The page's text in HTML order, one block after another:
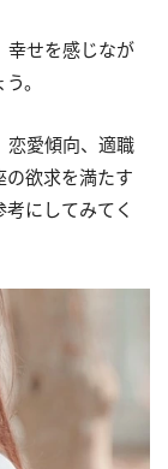
幸せを感じなが
。
恋愛傾向、適職
の欲求を満たす
にしてみてく